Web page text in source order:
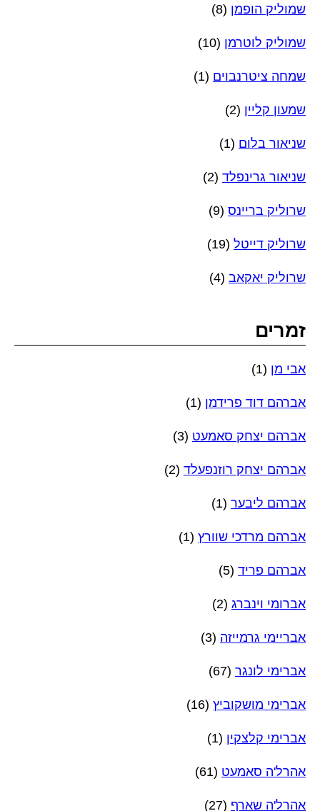
שמוליק הופמן (8)
שמוליק לוטרמן (10)
שמחה ציטרנבוים (1)
שמעון קליין (2)
שניאור בלום (1)
שניאור גרינפלד (2)
שרוליק בריינס (9)
שרוליק דייטל (19)
שרוליק יאקאב (4)
זמרים
אבי מן (1)
אברהם דוד פרידמן (1)
אברהם יצחק סאמעט (3)
אברהם יצחק רוזנפעלד (2)
אברהם ליבער (1)
אברהם מרדכי שוורץ (1)
אברהם פריד (5)
אברומי וינברג (2)
אבריימי גרמייזה (3)
אברימי לונגר (67)
אברימי מושקוביץ (16)
אברימי קלצקין (1)
אהרל'ה סאמעט (61)
אהרל'ה שארף (27)